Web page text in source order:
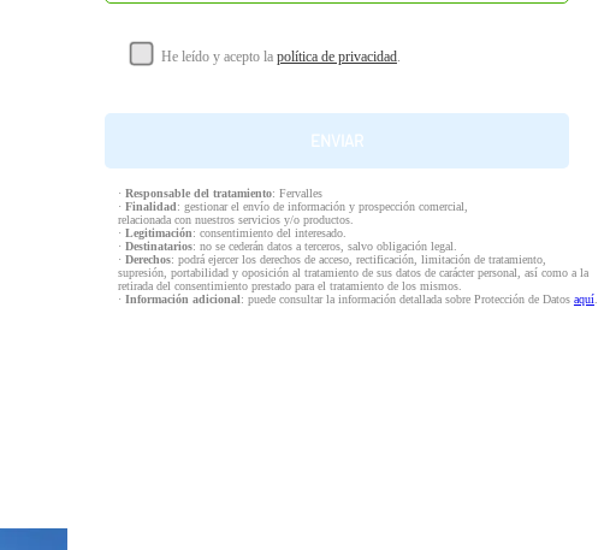
He leído y acepto la política de privacidad.
· Responsable del tratamiento: Fervalles
· Finalidad: gestionar el envío de información y prospección comercial,
relacionada con nuestros servicios y/o productos.
· Legitimación: consentimiento del interesado.
· Destinatarios: no se cederán datos a terceros, salvo obligación legal.
· Derechos: podrá ejercer los derechos de acceso, rectificación, limitación de tratamiento,
supresión, portabilidad y oposición al tratamiento de sus datos de carácter personal, así como a la
retirada del consentimiento prestado para el tratamiento de los mismos.
· Información adicional: puede consultar la información detallada sobre Protección de Datos aquí.